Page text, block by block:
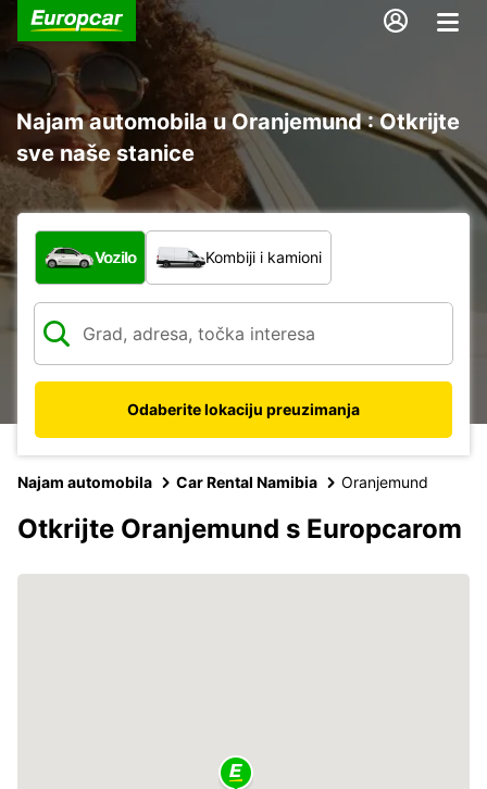
Najam automobila u Oranjemund : Otkrijte
sve naše stanice
Koja vrsta vozila?
Vozilo Kombiji i kamioni
Odaberite lokaciju preuzimanja
Najam automobila Car Rental Namibia Oranjemund
Otkrijte Oranjemund s Europcarom